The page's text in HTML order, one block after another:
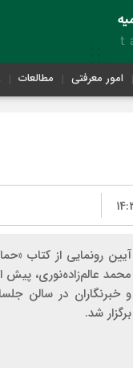
امور معرفتی مطالعات
آیین رونمایی از کتاب
محمد عالم‌زاده‌نوری، پیش
و خبرنگاران در سالن
برگزار شد.